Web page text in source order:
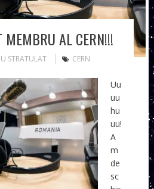
MEMBRU AL CERN!!!
STRATULAT CERN
Uu
uu
hu
uu!
A
m
de
sc